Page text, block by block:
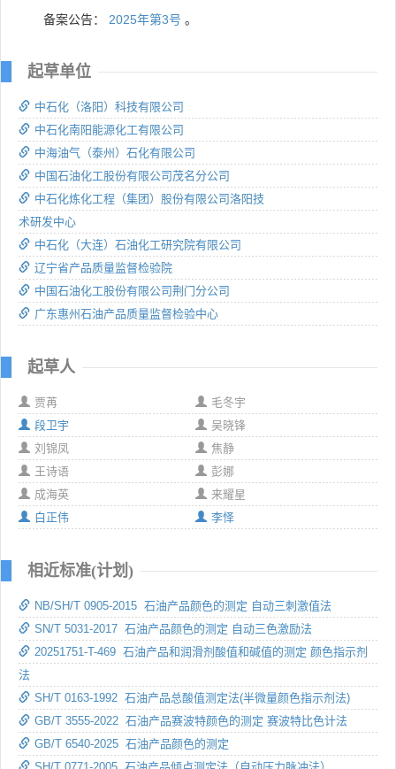
备案公告： 2025年第3号 。
起草单位
中石化（洛阳）科技有限公司
中石化南阳能源化工有限公司
中海油气（泰州）石化有限公司
中国石油化工股份有限公司茂名分公司
中石化炼化工程（集团）股份有限公司洛阳技
术研发中心
中石化（大连）石油化工研究院有限公司
辽宁省产品质量监督检验院
中国石油化工股份有限公司荆门分公司
广东惠州石油产品质量监督检验中心
起草人
贾苒
毛冬宇
段卫宇
吴晓锋
刘锦凤
焦静
王诗语
彭娜
成海英
来耀星
白正伟
李怿
相近标准(计划)
NB/SH/T 0905-2015 石油产品颜色的测定 自动三刺激值法
SN/T 5031-2017 石油产品颜色的测定 自动三色激励法
20251751-T-469 石油产品和润滑剂酸值和碱值的测定 颜色指示剂
法
SH/T 0163-1992 石油产品总酸值测定法(半微量颜色指示剂法)
GB/T 3555-2022 石油产品赛波特颜色的测定 赛波特比色计法
GB/T 6540-2025 石油产品颜色的测定